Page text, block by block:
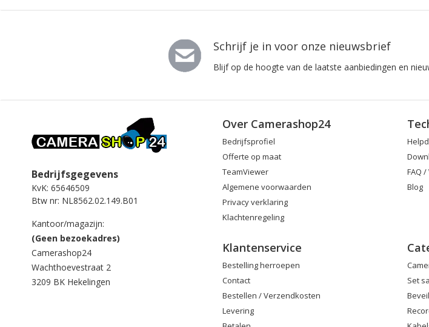
Schrijf je in voor onze nieuwsbrief
Blijf op de hoogte van de laatste aanbiedingen en
Bedrijfsgegevens
KvK: 65646509
Btw nr: NL8562.02.149.B01
Kantoor/magazijn:
(Geen bezoekadres)
Camerashop24
Wachthoevestraat 2
3209 BK Hekelingen
Over Camerashop24
Bedrijfsprofiel
Offerte op maat
TeamViewer
Algemene voorwaarden
Privacy verklaring
Klachtenregeling
FAQ
Blog
Klantenservice
Bestelling herroepen
Contact
Bestellen / Verzendkosten
Levering
Set